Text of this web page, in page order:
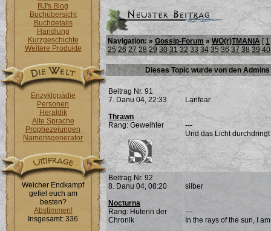
RJ's Blog
Buchübersicht
Buchdetails
Handlung
Kurzgeschichte
Weitere Produkte
Enzyklopädie
Personen
Heraldik
Alte Sprache
Prophezeiungen
Namensgenerator
Welcher Endkampf
gefiel euch am
besten?
Abstimmen!
Insgesamt: 336
Navigation: » Gossip-Forum » WO(r)TMANIA [ 1
25 26 27 28 29 30 31 32 33 34 35 36 37 38 39 40
Dieses Topic wurde von den
Beitrag Nr. 91
7. Danu 04, 22:33
Thrawn
Rang: Geweihter
Lanfear
---
Und das Licht
Beitrag Nr. 92
8. Danu 04, 08:20
Nocturna
Rang: Hüterin der
Chronik
silber
---
In the rays of the sun, I